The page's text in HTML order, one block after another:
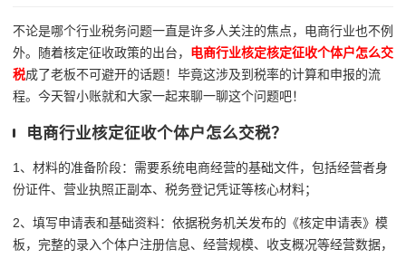
不论是哪个行业税务问题一直是许多人关注的焦点，电商行业也不例
外。随着核定征收政策的出台， 电商行业核定核定征收个体户怎么交
税成了老板不可避开的话题！毕竟这涉及到税率的计算和申报的流
程。今天智小账就和大家一起来聊一聊这个问题吧！
电商行业核定征收个体户怎么交税？
1、材料的准备阶段：需要系统电商经营的基础文件，包括经营者身
份证件、营业执照正副本、税务登记凭证等核心材料；
2、填写申请表和基础资料：依据税务机关发布的《核定申请表》模
板，完整的录入个体户注册信息、经营规模、收支概况等经营数据，